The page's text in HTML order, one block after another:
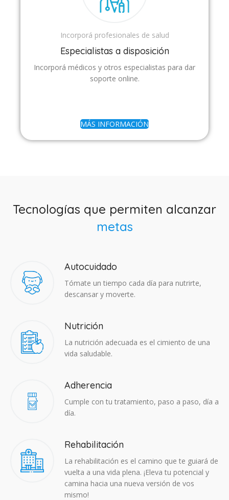
Incorporá profesionales de salud
Especialistas a disposición
Incorporá médicos y otros especialistas para dar
soporte online.
MÁS INFORMACIÓN
Tecnologías que permiten alcanzar
metas
Autocuidado
Tómate un tiempo cada día para nutrirte,
descansar y moverte.
Nutrición
La nutrición adecuada es el cimiento de una
vida saludable.
Adherencia​
Cumple con tu tratamiento, paso a paso, día a
día.
Rehabilitación
La rehabilitación es el camino que te guiará de
vuelta a una vida plena. ¡Eleva tu potencial y
camina hacia una nueva versión de vos
mismo!